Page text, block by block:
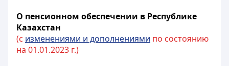
О пенсионном обеспечении в Республике
Казахстан
(с изменениями и дополнениями по состоянию
на 01.01.2023 г.)